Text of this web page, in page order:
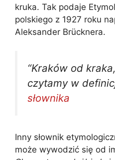
kruka. Tak podaje
polskiego z 1927 roku
Aleksander Brücknera.
“Kraków od
czytamy w
słownika
Inny słownik
może wywodzić się od